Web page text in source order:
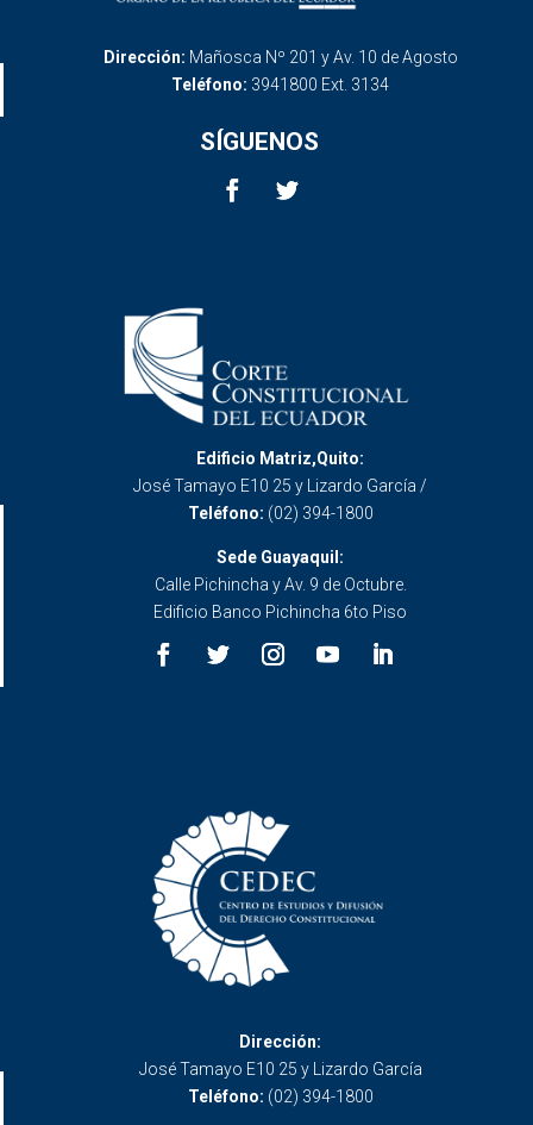
Dirección: Mañosca Nº 201 y Av. 10 de Agosto
Teléfono: 3941800 Ext. 3134
SÍGUENOS
Edificio Matriz,Quito:
José Tamayo E10 25 y Lizardo García /
Teléfono: (02) 394-1800
Sede Guayaquil:
Calle Pichincha y Av. 9 de Octubre.
Edificio Banco Pichincha 6to Piso
Dirección:
José Tamayo E10 25 y Lizardo García
Teléfono: (02) 394-1800